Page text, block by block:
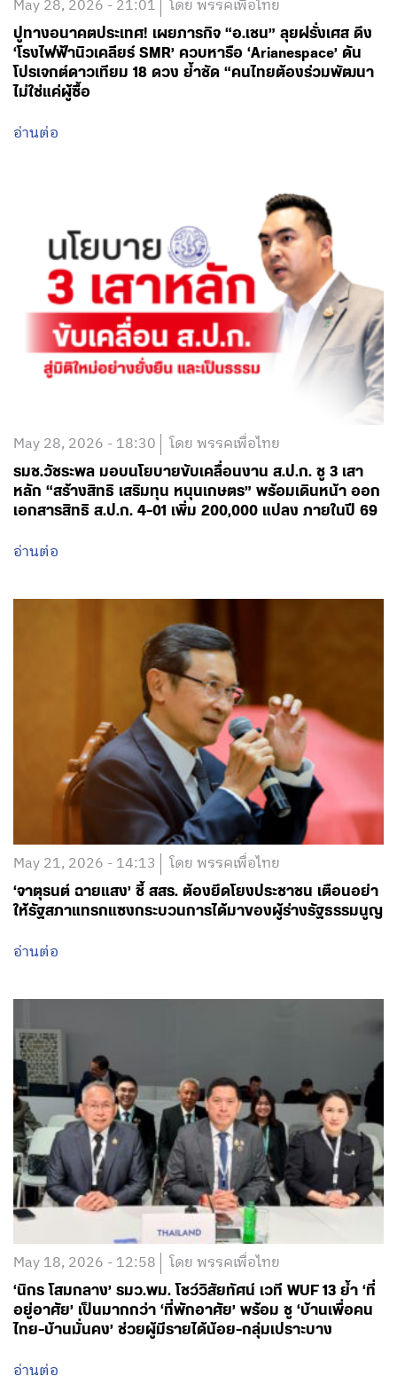
May 28, 2026 - 21:01 โดย พรรคเพื่อไทย
ปูทางอนาคตประเทศ! เผยภารกิจ “อ.เชน” ลุยฝรั่งเศส ดึง
‘โรงไฟฟ้านิวเคลียร์ SMR’ ควบหารือ ‘Arianespace’ ดัน
โปรเจกต์ดาวเทียม 18 ดวง ย้ำชัด “คนไทยต้องร่วมพัฒนา
ไม่ใช่แค่ผู้ซื้อ
อ่านต่อ
May 28, 2026 - 18:30 โดย พรรคเพื่อไทย
รมช.วัชระพล มอบนโยบายขับเคลื่อนงาน ส.ป.ก. ชู 3 เสา
หลัก “สร้างสิทธิ เสริมทุน หนุนเกษตร” พร้อมเดินหน้า ออก
เอกสารสิทธิ ส.ป.ก. 4-01 เพิ่ม 200,000 แปลง ภายในปี 69
อ่านต่อ
May 21, 2026 - 14:13 โดย พรรคเพื่อไทย
‘จาตุรนต์ ฉายแสง’ ชี้ สสร. ต้องยึดโยงประชาชน เตือนอย่า
ให้รัฐสภาแทรกแซงกระบวนการได้มาของผู้ร่างรัฐธรรมนูญ
อ่านต่อ
May 18, 2026 - 12:58 โดย พรรคเพื่อไทย
‘นิกร โสมกลาง’ รมว.พม. โชว์วิสัยทัศน์ เวที WUF 13 ย้ำ ‘ที่
อยู่อาศัย’ เป็นมากกว่า ‘ที่พักอาศัย’ พร้อม ชู ‘บ้านเพื่อคน
ไทย-บ้านมั่นคง’ ช่วยผู้มีรายได้น้อย-กลุ่มเปราะบาง
อ่านต่อ